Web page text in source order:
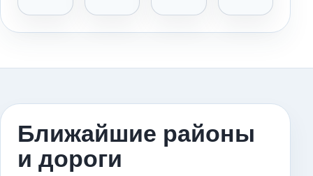
Ближайшие районы
и дороги